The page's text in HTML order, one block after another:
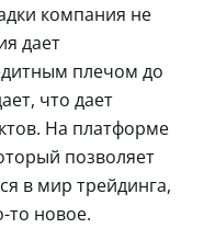
компания не
дает
плечом до
что дает
На платформе
позволяет
в мир трейдинга,
то новое.